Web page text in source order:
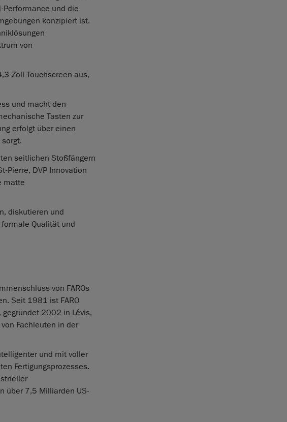
und die
konzipiert ist.
von
aus,
und macht den
Tasten zur
erfolgt über einen
seitlichen Stoßfängern
DVP Innovation
matte
diskutieren und
Qualität und
von FAROs
Seit 1981 ist FARO
2002 in Lévis,
Fachleuten in der
und mit voller
Fertigungsprozesses.
über 7,5 Milliarden US-